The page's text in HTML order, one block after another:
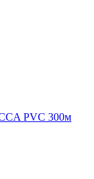
PVC 300м